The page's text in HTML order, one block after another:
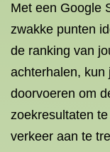
Met een Google
zwakke punten
de ranking van
achterhalen, kun
doorvoeren om
zoekresultaten
verkeer aan te